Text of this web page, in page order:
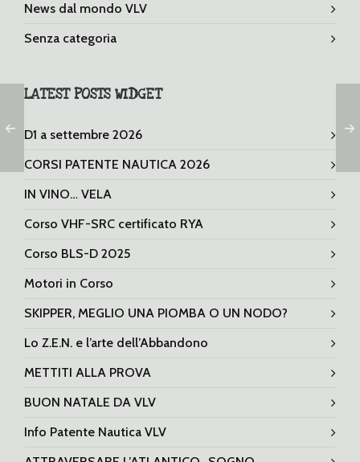
News dal mondo VLV
Senza categoria
LATEST POSTS WIDGET
D1 a settembre 2026
CORSI PATENTE NAUTICA 2026
IN VINO… VELA
Corso VHF-SRC certificato RYA
Corso BLS-D 2025
Motori in Corso
SKIPPER, MEGLIO UNA PIOMBA O UN NODO?
Lo Z.E.N. e l’arte dell’Abbandono
METTITI ALLA PROVA
BUON NATALE DA VLV
Info Patente Nautica VLV